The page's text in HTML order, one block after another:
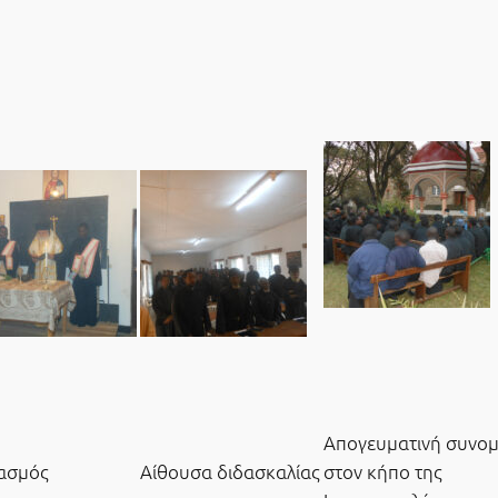
Αίθουσα διδασκαλίας
Απογευματινή
στον κήπο της